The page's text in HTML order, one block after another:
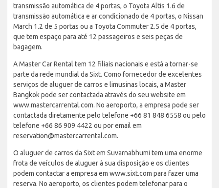
transmissão automática de 4 portas, o Toyota Altis 1.6 de
transmissão automática e ar condicionado de 4 portas, o Nissan
March 1.2 de 5 portas ou a Toyota Commuter 2.5 de 4 portas,
que tem espaço para até 12 passageiros e seis peças de
bagagem.
A Master Car Rental tem 12 filiais nacionais e está a tornar-se
parte da rede mundial da Sixt. Como fornecedor de excelentes
serviços de aluguer de carros e limusinas locais, a Master
Bangkok pode ser contactada através do seu website em
www.mastercarrental.com. No aeroporto, a empresa pode ser
contactada diretamente pelo telefone +66 81 848 6558 ou pelo
telefone +66 86 909 4422 ou por email em
reservation@mastercarrental.com.
O aluguer de carros da Sixt em Suvarnabhumi tem uma enorme
frota de veículos de aluguer à sua disposição e os clientes
podem contactar a empresa em www.sixt.com para fazer uma
reserva. No aeroporto, os clientes podem telefonar para o